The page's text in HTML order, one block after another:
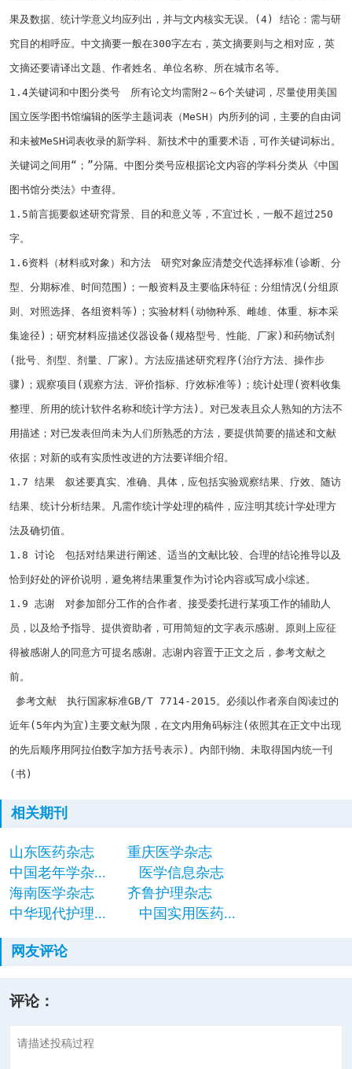
果及数据、统计学意义均应列出，并与文内核实无误。 (4) 结论：需与研
究目的相呼应。中文摘要一般在300字左右，英文摘要则与之相对应，英
文摘还要请译出文题、作者姓名、单位名称、所在城市名等。
1.4关键词和中图分类号 所有论文均需附2 ～ 6个关键词，尽量使用美国
国立医学图书馆编辑的医学主题词表（MeSH ）内所列的词，主要的自由词
和未被MeSH词表收录的新学科、新技术中的重要术语，可作关键词标出。
关键词之间用“；”分隔。中图分类号应根据论文内容的学科分类从《中国
图书馆分类法》中查得。
1.5前言扼要叙述研究背景、目的和意义等，不宜过长，一般不超过250
字。
1.6资料（材料或对象）和方法 研究对象应清楚交代选择标准(诊断、分
型、分期标准、时间范围 ) ；一般资料及主要临床特征；分组情况(分组原
则、对照选择、各组资料等) ；实验材料(动物种系、雌雄、体重、标本采
集途径 ) ；研究材料应描述仪器设备 (规格型号、性能、厂家 ) 和药物试剂
(批号、剂型、剂量、厂家 ) 。方法应描述研究程序(治疗方法、操作步
骤) ；观察项目 (观察方法、评价指标、疗效标准等) ；统计处理 ( 资料收集
整理、所用的统计软件名称和统计学方法) 。对已发表且众人熟知的方法不
用描述；对已发表但尚未为人们所熟悉的方法，要提供简要的描述和文献
依据；对新的或有实质性改进的方法要详细介绍。
1.7 结果 叙述要真实、准确、具体，应包括实验观察结果、疗效、随访
结果、统计分析结果。凡需作统计学处理的稿件，应注明其统计学处理方
法及确切值。
1.8 讨论 包括对结果进行阐述、适当的文献比较、合理的结论推导以及
恰到好处的评价说明，避免将结果重复作为讨论内容或写成小综述。
1.9 志谢 对参加部分工作的合作者、接受委托进行某项工作的辅助人
员，以及给予指导、提供资助者，可用简短的文字表示感谢。原则上应征
得被感谢人的同意方可提名感谢。志谢内容置于正文之后，参考文献之
前。
参考文献 执行国家标准GB/T 7714-2015 。必须以作者亲自阅读过的
近年(5年内为宜 ) 主要文献为限，在文内用角码标注 (依照其在正文中出现
的先后顺序用阿拉伯数字加方括号表示) 。内部刊物、未取得国内统一刊
(书 )
相关期刊
山东医药杂志
重庆医学杂志
中国老年学杂...
医学信息杂志
海南医学杂志
齐鲁护理杂志
中华现代护理...
中国实用医药...
网友评论
评论：